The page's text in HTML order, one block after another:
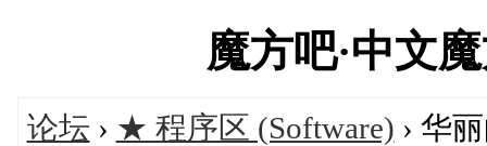
魔方吧·中文
论坛 › ★ 程序区 (Software) › 华